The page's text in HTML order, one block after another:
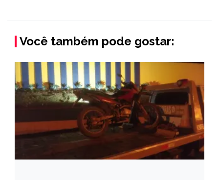
Você também pode gostar: